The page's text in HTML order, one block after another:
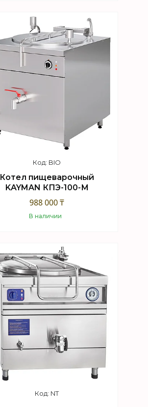
BIO
Котел пищеварочный
KAYMAN КПЭ-100-М
988 000 ₸
В наличии
Купить
NT